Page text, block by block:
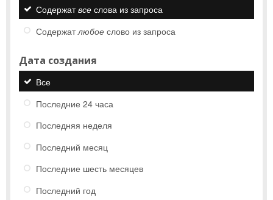
Содержатвсе слова из запроса
Содержатлюбое слово из запроса
Дата создания
Все
Последние 24 часа
Последняя неделя
Последний месяц
Последние шесть месяцев
Последний год